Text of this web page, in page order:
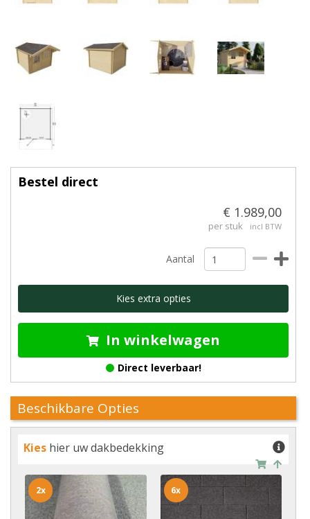
Bestel direct
€ 1.989,00
per stuk incl BTW
Aantal
Kies extra opties
In winkelwagen
Direct leverbaar!
Beschikbare Opties
Kies hier uw dakbedekking
2x 6x